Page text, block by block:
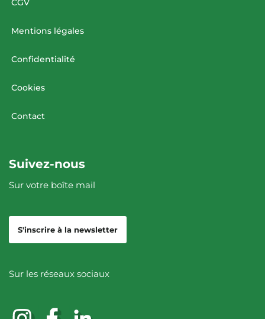
CGV
Mentions légales
Confidentialité
Cookies
Contact
Suivez-nous
Sur votre boîte mail
S'inscrire à la newsletter
Sur les réseaux sociaux